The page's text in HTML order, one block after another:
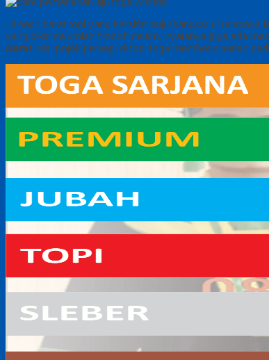
Di negri barat topi yang bersifat bujursangkar di
yang bikin sejumlah filosofi dalam, nyatanya juga ada
Barat. sisi pojok persegi di topi toga memberik pesan